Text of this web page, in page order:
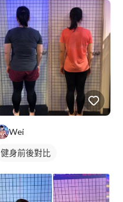
Wei
健身前後對比